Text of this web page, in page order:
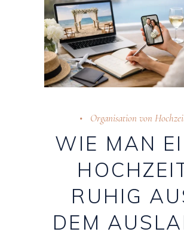
Organisation von
WIE MAN
RUHIG
DEM